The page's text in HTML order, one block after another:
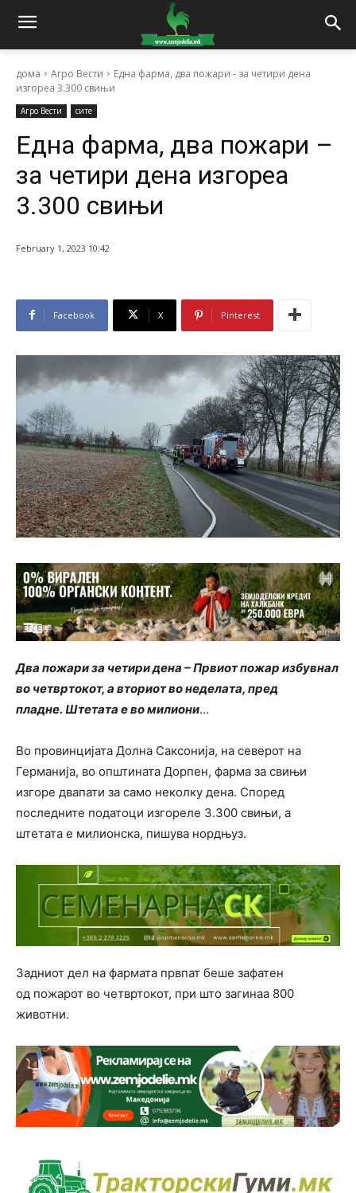
дома Агро Вести
Една фарма, два пожари - за четири дена
изгореа 3.300 свињи
Агро Вести сите
Една фарма, два пожари –
за четири дена изгореа
3.300 свињи
February 1, 2023 10:42
Facebook X Pinterest
Два пожари за четири дена – Првиот пожар избувнал
во четвртокот, а вториот во неделата, пред
пладне. Штетата е во милиони…
Во провинцијата Долна Саксонија, на северот на
Германија, во општината Дорпен, фарма за свињи
изгоре двапати за само неколку дена. Според
последните податоци изгореле 3.300 свињи, а
штетата е милионска, пишува нордњуз.
Задниот дел на фармата првпат беше зафатен
од пожарот во четвртокот, при што загинаа 800
животни.